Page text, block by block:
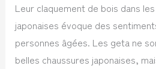
Leur claquement de bois dans
japonaises évoque des
personnes âgées. Les geta ne
belles chaussures japonaises,